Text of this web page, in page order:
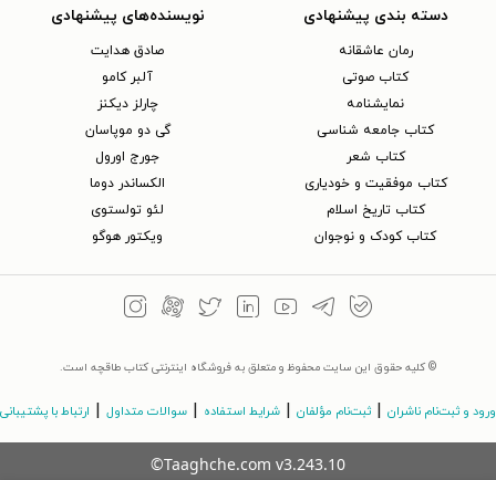
دسته بندی پیشنهادی
رمان عاشقانه
کتاب‌ صوتی
نمایشنامه
کتاب جامعه شناسی
کتاب شعر
کتاب موفقیت و خودیاری
کتاب تاریخ اسلام
کتاب کودک و نوجوان
نویسنده‌های پیشنهادی
صادق هدایت
آلبر کامو
چارلز دیکنز
گی دو موپاسان
جورج اورول
الکساندر دوما
لئو تولستوی
ویکتور هوگو
© کلیه حقوق این سایت محفوظ و متعلق به فروشگاه اینترنتی کتاب طاقچه است.
ورود و ثبت‌نام ناشران | ثبت‌نام مؤلفان | شرایط استفاده | سوالات متداول | ارتباط با پشتیبانی
©Taaghche.com v3.243.10